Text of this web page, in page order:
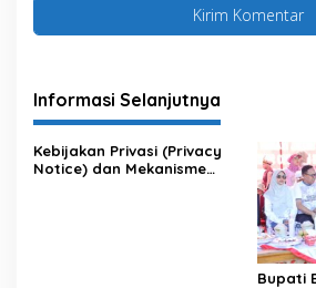
Informasi Selanjutnya
Kebijakan Privasi (Privacy
Notice) dan Mekanisme
Bupati